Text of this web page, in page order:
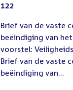
122
Brief van de vaste
beëindiging van
voorstel:
Brief van de vaste
beëindiging van...